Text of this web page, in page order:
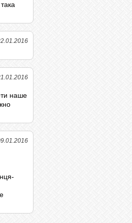
наше